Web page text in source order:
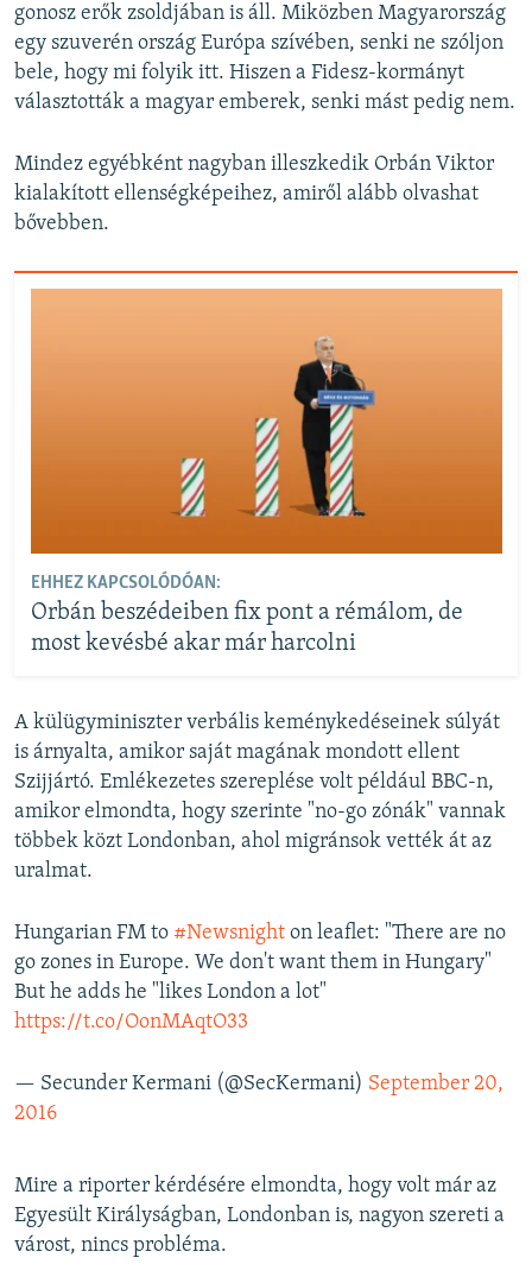
gonosz erők zsoldjában is áll. Miközben Magyarország
egy szuverén ország Európa szívében, senki ne szóljon
bele, hogy mi folyik itt. Hiszen a Fidesz-kormányt
választották a magyar emberek, senki mást pedig nem.
Mindez egyébként nagyban illeszkedik Orbán Viktor
kialakított ellenségképeihez, amiről alább olvashat
bővebben.
EHHEZ KAPCSOLÓDÓAN:
Orbán beszédeiben fix pont a rémálom, de
most kevésbé akar már harcolni
A külügyminiszter verbális keménykedéseinek súlyát
is árnyalta, amikor saját magának mondott ellent
Szijjártó. Emlékezetes szereplése volt például BBC-n,
amikor elmondta, hogy szerinte "no-go zónák" vannak
többek közt Londonban, ahol migránsok vették át az
uralmat.
Hungarian FM to #Newsnight on leaflet: "There are no
go zones in Europe. We don't want them in Hungary"
But he adds he "likes London a lot"
https://t.co/OonMAqtO33
— Secunder Kermani (@SecKermani) September 20,
2016
Mire a riporter kérdésére elmondta, hogy volt már az
Egyesült Királyságban, Londonban is, nagyon szereti a
várost, nincs probléma.